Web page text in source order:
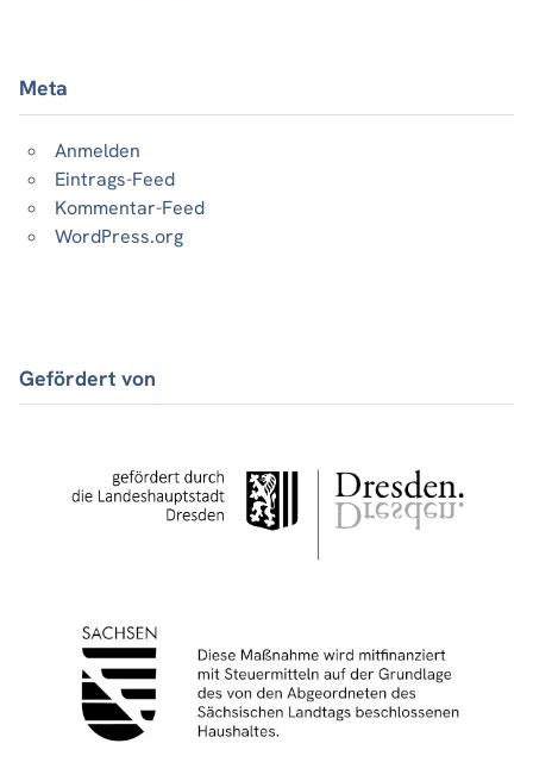
Meta
Anmelden
Eintrags-Feed
Kommentar-Feed
WordPress.org
Gefördert von